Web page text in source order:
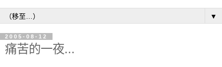
▼
2005-08-12
痛苦的一夜...